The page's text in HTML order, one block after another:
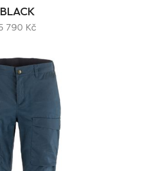
BLACK
790 Kč